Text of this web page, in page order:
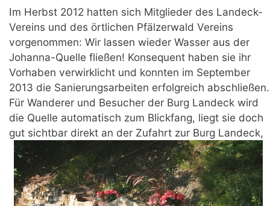
Im Herbst 2012 hatten sich Mitglieder des Landeck-
Vereins und des örtlichen Pfälzerwald Vereins
vorgenommen: Wir lassen wieder Wasser aus der
Johanna-Quelle fließen! Konsequent haben sie ihr
Vorhaben verwirklicht und konnten im September
2013 die Sanierungsarbeiten erfolgreich abschließen.
Für Wanderer und Besucher der Burg Landeck wird
die Quelle automatisch zum Blickfang, liegt sie doch
gut sichtbar direkt an der Zufahrt zur Burg Landeck,